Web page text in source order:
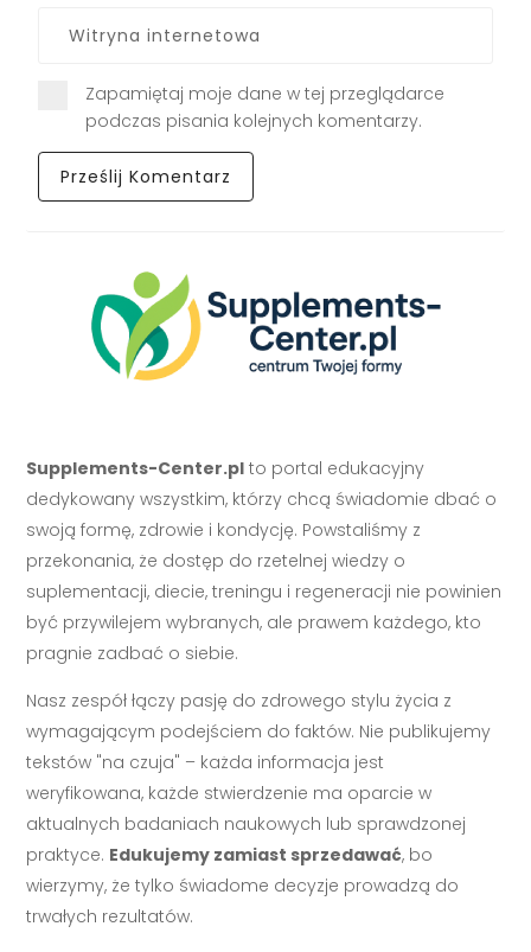
Zapamiętaj moje dane w tej przeglądarce
podczas pisania kolejnych komentarzy.
Supplements-Center.pl to portal edukacyjny
dedykowany wszystkim, którzy chcą świadomie dbać o
swoją formę, zdrowie i kondycję. Powstaliśmy z
przekonania, że dostęp do rzetelnej wiedzy o
suplementacji, diecie, treningu i regeneracji nie powinien
być przywilejem wybranych, ale prawem każdego, kto
pragnie zadbać o siebie.
Nasz zespół łączy pasję do zdrowego stylu życia z
wymagającym podejściem do faktów. Nie publikujemy
tekstów "na czuja" – każda informacja jest
weryfikowana, każde stwierdzenie ma oparcie w
aktualnych badaniach naukowych lub sprawdzonej
praktyce. Edukujemy zamiast sprzedawać, bo
wierzymy, że tylko świadome decyzje prowadzą do
trwałych rezultatów.